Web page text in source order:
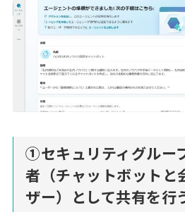
①セキュリティグルー
者（チャットボットと
ザー）として共有を行